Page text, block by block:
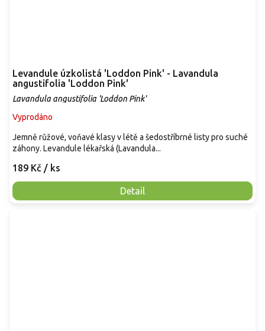
Levandule úzkolistá 'Loddon Pink' - Lavandula
angustifolia 'Loddon Pink'
Lavandula angustifolia 'Loddon Pink'
Vyprodáno
189 Kč / ks
Detail
Jemně růžové, voňavé klasy v létě a šedostříbrné listy pro suché
záhony. Levandule lékařská (Lavandula...